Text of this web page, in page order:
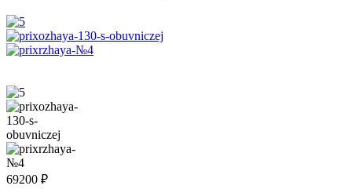
69200 ₽